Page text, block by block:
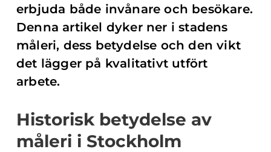
erbjuda både invånare och besökare.
Denna artikel dyker ner i stadens
måleri, dess betydelse och den vikt
det lägger på kvalitativt utfört
arbete.
Historisk betydelse av
måleri i Stockholm